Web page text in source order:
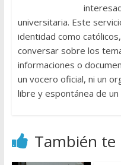
universitaria. Este
identidad como
conversar sobre los
informaciones o
un vocero oficial, ni un
libre y espontánea de
También